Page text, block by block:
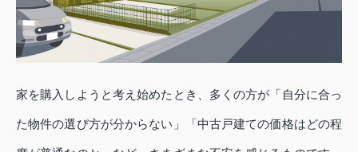
家を購入しようと考え始めたとき、多くの方が「自分に合っ
た物件の選び方が分からない」「中古戸建ての価格はどの程